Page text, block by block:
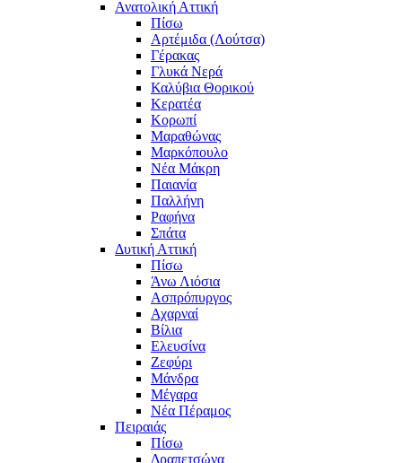
Ανατολική Αττική
Πίσω
Αρτέμιδα (Λούτσα)
Γέρακας
Γλυκά Νερά
Καλύβια Θορικού
Κερατέα
Κορωπί
Μαραθώνας
Μαρκόπουλο
Νέα Μάκρη
Παιανία
Παλλήνη
Ραφήνα
Σπάτα
Δυτική Αττική
Πίσω
Άνω Λιόσια
Ασπρόπυργος
Αχαρναί
Βίλια
Ελευσίνα
Ζεφύρι
Μάνδρα
Μέγαρα
Νέα Πέραμος
Πειραιάς
Πίσω
Δραπετσώνα